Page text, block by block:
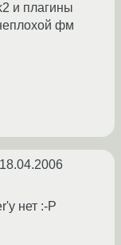
и плагины
фм
18.04.2006
нет :-Р